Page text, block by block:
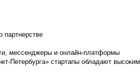
мессенджеры и онлайн-платформы
Петербурга» стартапы обладают высоким